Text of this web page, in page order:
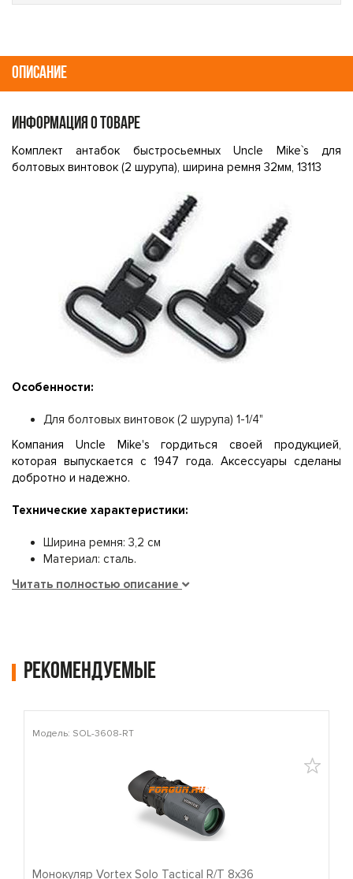
ОПИСАНИЕ
ИНФОРМАЦИЯ О ТОВАРЕ
Комплект антабок быстросьемных Uncle Mike`s для
болтовых винтовок (2 шурупа), ширина ремня 32мм, 13113
Особенности:
Для болтовых винтовок (2 шурупа) 1-1/4"
Компания Uncle Mike's гордиться своей продукцией,
которая выпускается с 1947 года. Аксессуары сделаны
добротно и надежно.
Технические характеристики:
Ширина ремня: 3,2 см
Материал: сталь.
Читать полностью описание
Рекомендуемые
Модель: SOL-3608-RT
Монокуляр Vortex Solo Tactical R/T 8x36